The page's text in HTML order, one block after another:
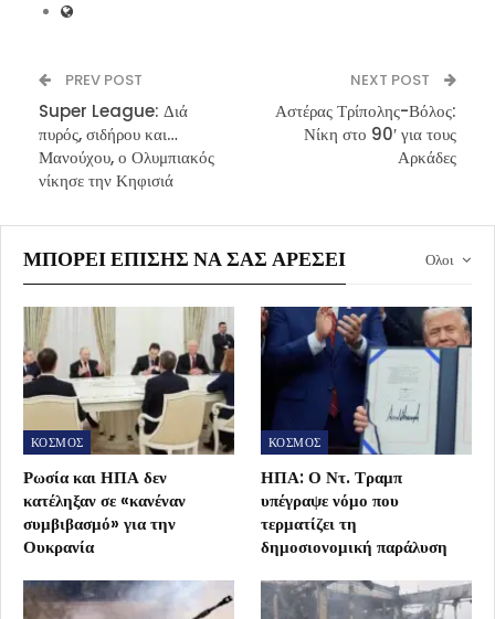
PREV POST
Super League: Διά
πυρός, σιδήρου και…
Μανούχου, ο Ολυμπιακός
νίκησε την Κηφισιά
NEXT POST
Αστέρας Τρίπολης-Βόλος:
Νίκη στο 90′ για τους
Αρκάδες
Ολοι
ΜΠΟΡΕΊ ΕΠΊΣΗΣ ΝΑ ΣΑΣ ΑΡΈΣΕΙ
ΚΟΣΜΟΣ
Ρωσία και ΗΠΑ δεν
κατέληξαν σε «κανέναν
συμβιβασμό» για την
Ουκρανία
ΚΟΣΜΟΣ
ΗΠΑ: Ο Ντ. Τραμπ
υπέγραψε νόμο που
τερματίζει τη
δημοσιονομική παράλυση